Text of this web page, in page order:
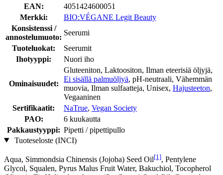
EAN:
4051424600051
Merkki:
BIO:VÉGANE Legit Beauty
Konsistenssi /
annostelumuoto:
Seerumi
Tuoteluokat:
Seerumit
Ihotyyppi:
Nuori iho
Ominaisuudet:
Gluteeniton, Laktoositon, Ilman eteerisiä öljyjä,
Ei sisällä palmuöljyä, pH-neutraali, Vähemmän
muovia, Ilman sulfaatteja, Unisex, Hajusteeton,
Vegaaninen
Sertifikaatit:
NaTrue, Vegan Society
PAO:
6 kuukautta
Pakkaustyyppi: Pipetti / pipettipullo
Tuoteseloste (INCI)
Aqua, Simmondsia Chinensis (Jojoba) Seed Oil[1], Pentylene
Glycol, Squalen, Pyrus Malus Fruit Water, Bakuchiol, Tocopherol